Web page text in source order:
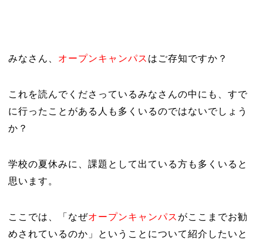
みなさん、 オープンキャンパスはご存知ですか？
これを読んでくださっているみなさんの中にも、すで
に行ったことがある人も多くいるのではないでしょう
か？
学校の夏休みに、課題として出ている方も多くいると
思います。
ここでは、「なぜオープンキャンパスがここまでお勧
めされているのか」ということについて紹介したいと